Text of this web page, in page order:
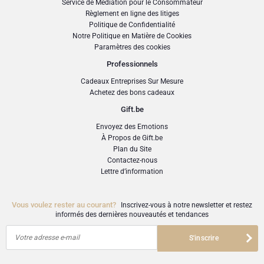
Vous voulez rester au courant?
Inscrivez-vous à notre newsletter et restez
informés des dernières nouveautés et tendances
Votre adresse e-mail S'inscrire
Service de Médiation pour le Consommateur
Règlement en ligne des litiges
Politique de Confidentialité
Notre Politique en Matière de Cookies
Paramètres des cookies
Professionnels
Cadeaux Entreprises Sur Mesure
Achetez des bons cadeaux
Gift.be
Envoyez des Emotions
À Propos de Gift.be
Plan du Site
Contactez-nous
Lettre d’information